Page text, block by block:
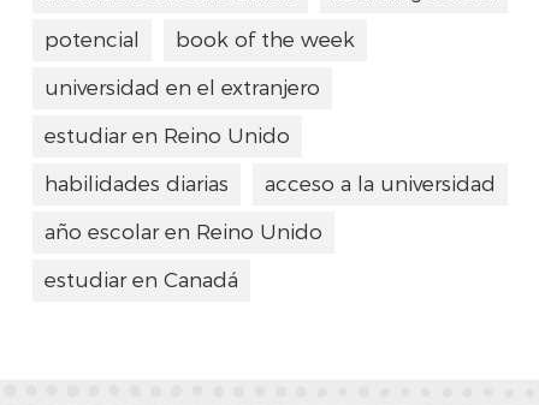
potencial
book of the week
universidad en el extranjero
estudiar en Reino Unido
habilidades diarias
acceso a la universidad
año escolar en Reino Unido
estudiar en Canadá